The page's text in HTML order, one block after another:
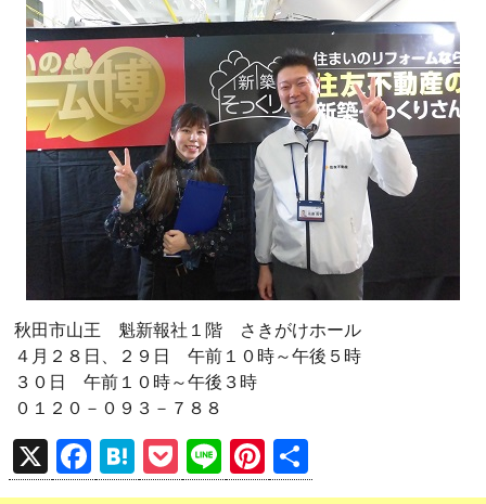
秋田市山王 魁新報社１階 さきがけホール
４月２８日、２９日 午前１０時～午後５時
３０日 午前１０時～午後３時
０１２０－０９３－７８８
X
F
a
H
at
P
o
Li
n
Pi
nt 有